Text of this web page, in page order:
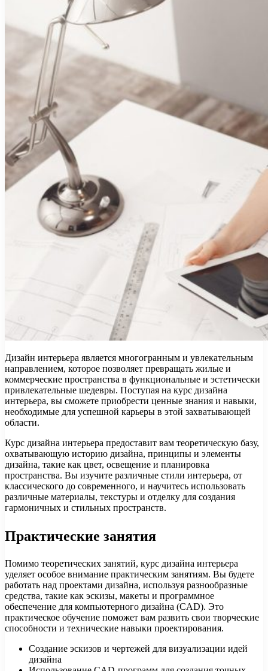
Дизайн интерьера является многогранным и увлекательным
направлением, которое позволяет превращать жилые и
коммерческие пространства в функциональные и эстетически
привлекательные шедевры. Поступая на курс дизайна
интерьера, вы сможете приобрести ценные знания и навыки,
необходимые для успешной карьеры в этой захватывающей
области.
Курс дизайна интерьера предоставит вам теоретическую базу,
охватывающую историю дизайна, принципы и элементы
дизайна, такие как цвет, освещение и планировка
пространства. Вы изучите различные стили интерьера, от
классического до современного, и научитесь использовать
различные материалы, текстуры и отделку для создания
гармоничных и стильных пространств.
Практические занятия
Помимо теоретических занятий, курс дизайна интерьера
уделяет особое внимание практическим занятиям. Вы будете
работать над проектами дизайна, используя разнообразные
средства, такие как эскизы, макеты и программное
обеспечение для компьютерного дизайна (CAD). Это
практическое обучение поможет вам развить свои творческие
способности и технические навыки проектирования.
Создание эскизов и чертежей для визуализации идей
дизайна